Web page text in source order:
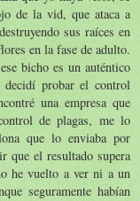
de la vid, que ataca a
sus raíces en
en la fase de adulto.
bicho es un auténtico
decidí probar el control
una empresa que
de plagas, me lo
que lo enviaba por
que el resultado supera
he vuelto a ver ni a un
seguramente habían